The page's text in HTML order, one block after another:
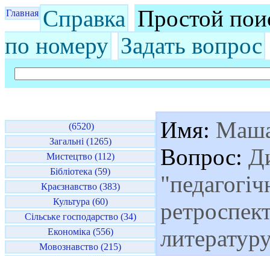
Главная Справка Простой
по номеру Задать вопрос
(6520)
Загальні (1265)
Мистецтво (112)
Бібліотека (59)
Краєзнавство (383)
Культура (60)
Сільське господарство (34)
Економіка (556)
Мовознавство (215)
Имя:
Вопрос: